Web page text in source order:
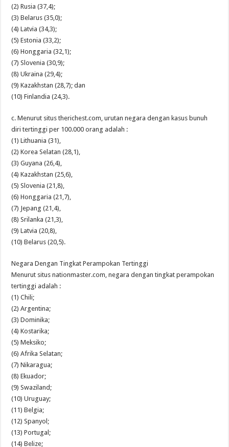
(2) Rusia (37,4);
(3) Belarus (35,0);
(4) Latvia (34,3);
(5) Estonia (33,2);
(6) Honggaria (32,1);
(7) Slovenia (30,9);
(8) Ukraina (29,4);
(9) Kazakhstan (28,7); dan
(10) Finlandia (24,3).
c. Menurut situs therichest.com, urutan negara dengan kasus bunuh
diri tertinggi per 100.000 orang adalah :
(1) Lithuania (31),
(2) Korea Selatan (28,1),
(3) Guyana (26,4),
(4) Kazakhstan (25,6),
(5) Slovenia (21,8),
(6) Honggaria (21,7),
(7) Jepang (21,4),
(8) Srilanka (21,3),
(9) Latvia (20,8),
(10) Belarus (20,5).
Negara Dengan Tingkat Perampokan Tertinggi
Menurut situs nationmaster.com, negara dengan tingkat perampokan
tertinggi adalah :
(1) Chili;
(2) Argentina;
(3) Dominika;
(4) Kostarika;
(5) Meksiko;
(6) Afrika Selatan;
(7) Nikaragua;
(8) Ekuador;
(9) Swaziland;
(10) Uruguay;
(11) Belgia;
(12) Spanyol;
(13) Portugal;
(14) Belize;